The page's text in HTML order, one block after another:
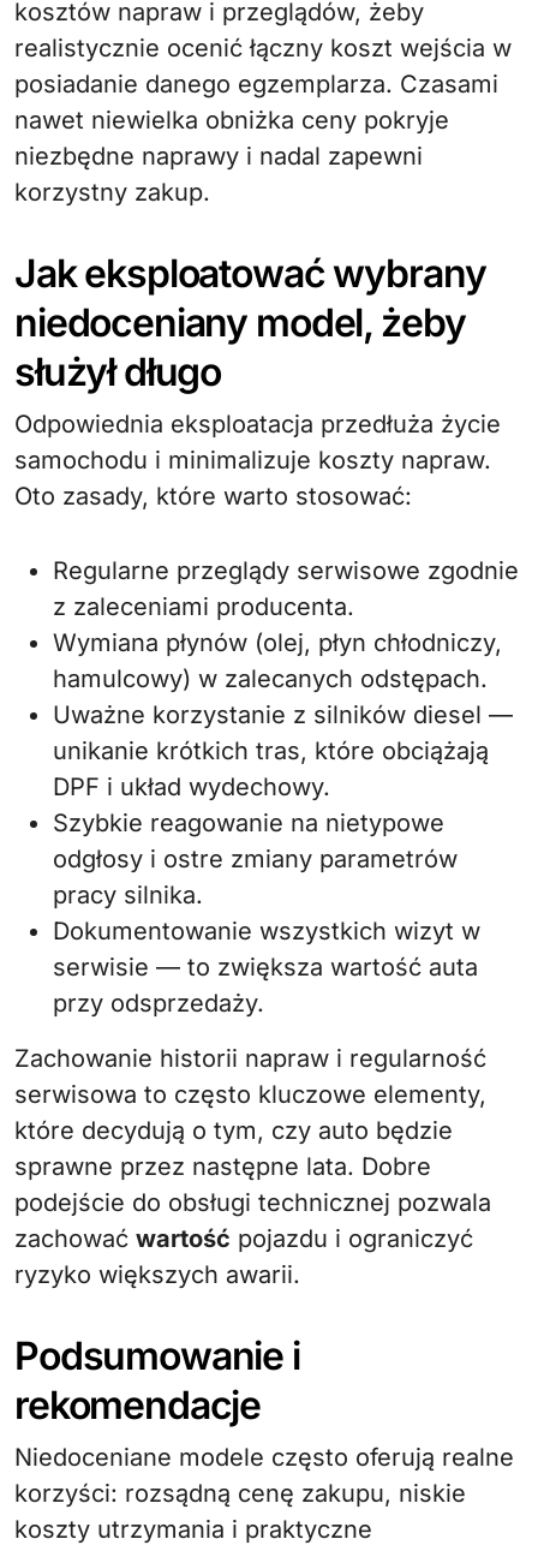
kosztów napraw i przeglądów, żeby
realistycznie ocenić łączny koszt wejścia w
posiadanie danego egzemplarza. Czasami
nawet niewielka obniżka ceny pokryje
niezbędne naprawy i nadal zapewni
korzystny zakup.
Jak eksploatować wybrany
niedoceniany model, żeby
służył długo
Odpowiednia eksploatacja przedłuża życie
samochodu i minimalizuje koszty napraw.
Oto zasady, które warto stosować:
Regularne przeglądy serwisowe zgodnie
z zaleceniami producenta.
Wymiana płynów (olej, płyn chłodniczy,
hamulcowy) w zalecanych odstępach.
Uważne korzystanie z silników diesel —
unikanie krótkich tras, które obciążają
DPF i układ wydechowy.
Szybkie reagowanie na nietypowe
odgłosy i ostre zmiany parametrów
pracy silnika.
Dokumentowanie wszystkich wizyt w
serwisie — to zwiększa wartość auta
przy odsprzedaży.
Zachowanie historii napraw i regularność
serwisowa to często kluczowe elementy,
które decydują o tym, czy auto będzie
sprawne przez następne lata. Dobre
podejście do obsługi technicznej pozwala
zachować wartość pojazdu i ograniczyć
ryzyko większych awarii.
Podsumowanie i
rekomendacje
Niedoceniane modele często oferują realne
korzyści: rozsądną cenę zakupu, niskie
koszty utrzymania i praktyczne